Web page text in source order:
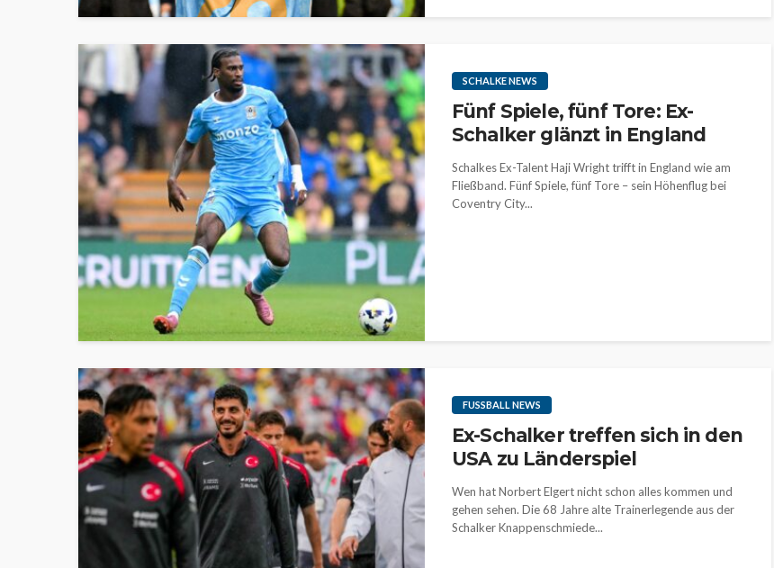
SCHALKE NEWS
Fünf Spiele, fünf Tore: Ex-
Schalker glänzt in England
Schalkes Ex-Talent Haji Wright trifft in England wie am
Fließband. Fünf Spiele, fünf Tore – sein Höhenflug bei
Coventry City...
FUSSBALL NEWS
Ex-Schalker treffen sich in den
USA zu Länderspiel
Wen hat Norbert Elgert nicht schon alles kommen und
gehen sehen. Die 68 Jahre alte Trainerlegende aus der
Schalker Knappenschmiede...